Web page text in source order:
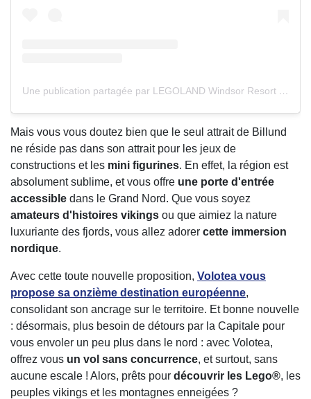
Une publication partagée par LEGOLAND Windsor Resort (@legolandwindsor)
Mais vous vous doutez bien que le seul attrait de Billund
ne réside pas dans son attrait pour les jeux de
constructions et les mini figurines. En effet, la région est
absolument sublime, et vous offre une porte d'entrée
accessible dans le Grand Nord. Que vous soyez
amateurs d'histoires vikings ou que aimiez la nature
luxuriante des fjords, vous allez adorer cette immersion
nordique.
Avec cette toute nouvelle proposition, Volotea vous
propose sa onzième destination européenne,
consolidant son ancrage sur le territoire. Et bonne nouvelle
: désormais, plus besoin de détours par la Capitale pour
vous envoler un peu plus dans le nord : avec Volotea,
offrez vous un vol sans concurrence, et surtout, sans
aucune escale ! Alors, prêts pour découvrir les Lego®, les
peuples vikings et les montagnes enneigées ?